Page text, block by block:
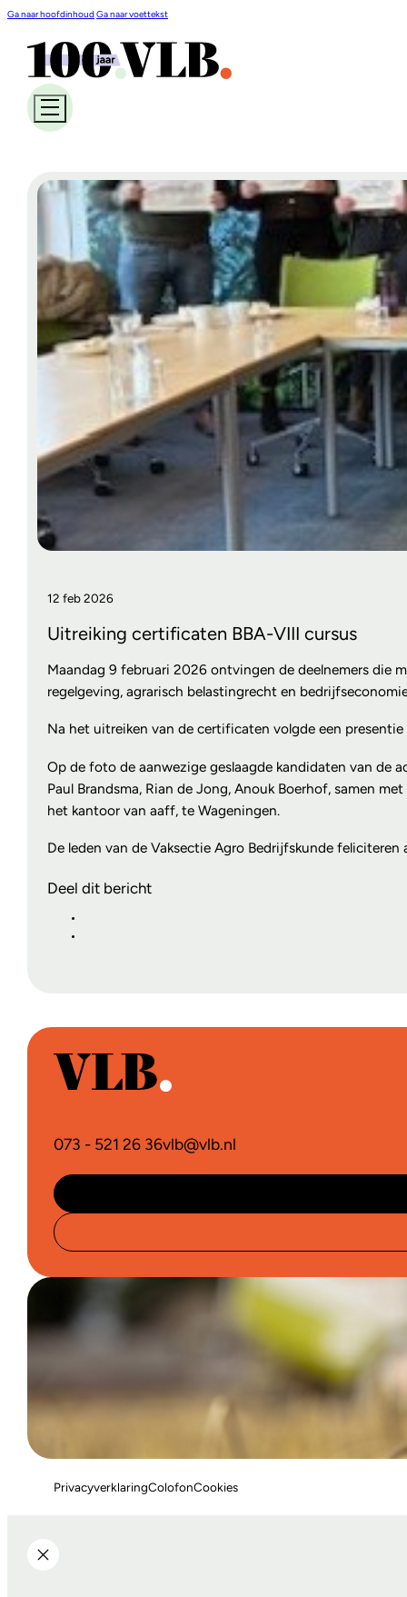
Ga naar hoofdinhoudGa naar voettekst
12 feb 2026
Uitreiking certificaten BBA-VIII cursus
Maandag 9 februari 2026 ontvingen de deelnemers die
regelgeving, agrarisch belastingrecht en
Na het uitreiken van de certificaten volgde een
Op de foto de aanwezige geslaagde kandidaten van de
Paul Brandsma, Rian de Jong, Anouk Boerhof, samen
het kantoor van aaff, te Wageningen.
De leden van de Vaksectie Agro Bedrijfskunde
Deel dit bericht
073 - 521 26 36vlb@vlb.nl
PrivacyverklaringColofonCookies